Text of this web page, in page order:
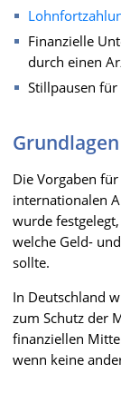
Finanzielle
durch einen
Stillpausen
Die Vorgaben
internationalen
wurde
welche Geld-
sollte.
In Deutschland
zum Schutz der
finanziellen
wenn keine